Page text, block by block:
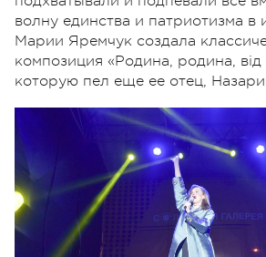
волну единства и патриотизма в
Марии Яремчук создала
композиция «Родина, родина, від
которую пел еще ее отец,